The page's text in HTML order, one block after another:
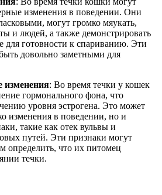
изменения в поведении. Они
могут громко мяукать,
и людей, а также демонстрировать
для готовности к спариванию. Эти
довольно заметными для
изменения: Во время течки у кошек
гормонального фона, что
уровня эстрогена. Это может
изменения в поведении, но и
такие как отек вульвы и
путей. Эти признаки могут
определить, что их питомец
течки.